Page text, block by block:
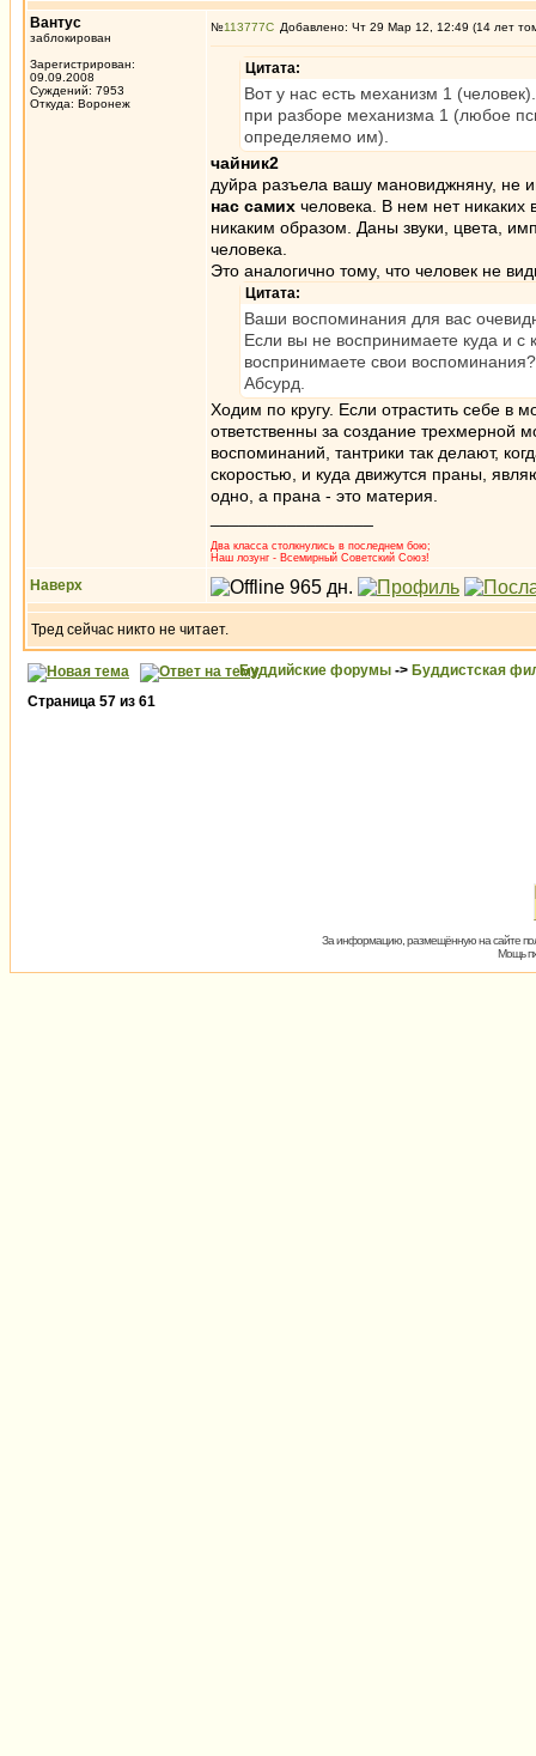
Вантус
заблокирован
Зарегистрирован:
09.09.2008
Суждений: 7953
Откуда: Воронеж
№113777 Добавлено: Чт 29 Мар 12, 12:49 (14 лет
Цитата:
Вот у нас есть механизм 1
при разборе механизма 1 (любое
определяемо им).
чайник2
дуйра разъела вашу мановиджняну, не
нас самих человека. В нем нет
никаким образом. Даны звуки, цвета,
человека.
Это аналогично тому, что человек не
Цитата:
Ваши воспоминания для вас
Если вы не воспринимаете куда и с
воспринимаете свои
Абсурд.
Ходим по кругу. Если отрастить себе в
ответственны за создание трехмерной
воспоминаний, тантрики так делают,
скоростью, и куда движутся праны,
одно, а прана - это материя.
Два класса столкнулись в последнем бою;
Наш лозунг - Всемирный Советский Союз!
Наверх
Тред сейчас никто не читает.
Буддийские форумы -> Буддистская
Страница 57 из 61
За информацию, размещённую на сайте
Мощь